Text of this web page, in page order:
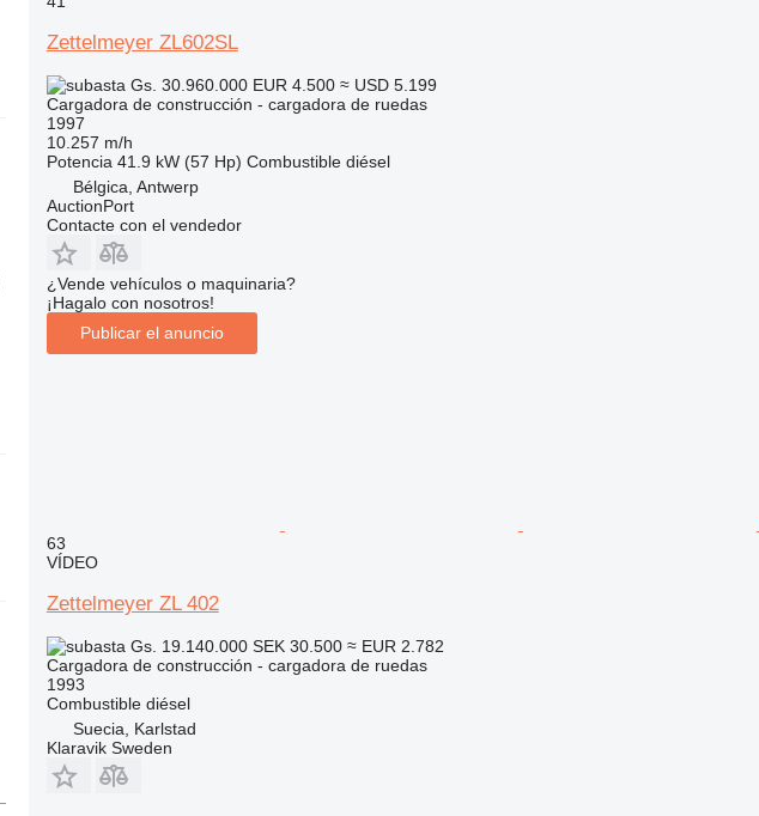
Zettelmeyer ZL602SL
Gs. 30.960.000 EUR 4.500 ≈ USD 5.199
Cargadora de construcción - cargadora de ruedas
1997
10.257 m/h
Potencia 41.9 kW (57 Hp) Combustible diésel
Bélgica, Antwerp
AuctionPort
Contacte con el vendedor
¿Vende vehículos o maquinaria?
¡Hagalo con nosotros!
Publicar el anuncio
63
VÍDEO
Zettelmeyer ZL 402
Gs. 19.140.000 SEK 30.500 ≈ EUR 2.782
Cargadora de construcción - cargadora de ruedas
1993
Combustible diésel
Suecia, Karlstad
Klaravik Sweden